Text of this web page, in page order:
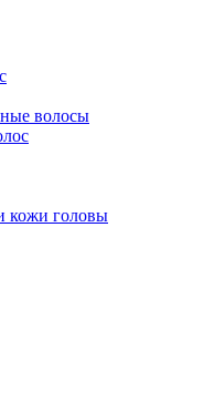
волосы
кожи головы